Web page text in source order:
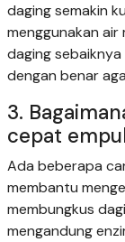
daging semakin
menggunakan air
daging
dengan benar
3.
cepat
Ada beberapa
membantu
membungkus
mengandung